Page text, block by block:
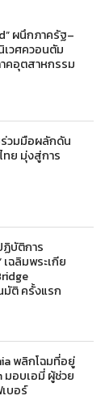
ผนึกภาครัฐ–
เวศควอนตัม
คอุตสาหกรรม
ร่วมมือผลักดัน
ทย มุ่งสู่การ
ฏิบัติการ
ฉลิมพระเกีย
ติ ครั้งแรก
พลิกโฉมที่อยู่
มอบเอมี่ ผู้ช่วย
บอร์